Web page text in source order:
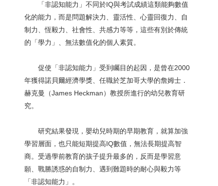
「非認知能力」不同於IQ與考試成績這類能夠數值
化的能力，而是問題解決力、靈活性、心靈回復力、自
制力、恆毅力、社會性、共感力等等，這些有別於傳統
的「學力」、無法數值化的個人素質。
促使「非認知能力」受到矚目的起因，是曾在2000
年獲得諾貝爾經濟學獎、任職於芝加哥大學的詹姆士．
赫克曼（James Heckman）教授所進行的幼兒教育研
究。
研究結果發現，嬰幼兒時期的早期教育，就算加強
學習層面，也只能短期提高IQ數值，無法長期提高智
商。受過學前教育的孩子提升最多的，反而是學習意
願、戰勝誘惑的自制力、遇到難題時的耐心與毅力等
「非認知能力」。